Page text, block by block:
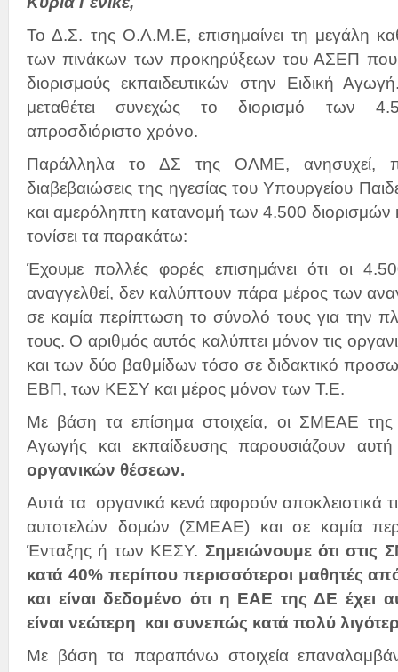
Το Δ.Σ. της Ο.Λ.Μ.Ε, επισημαίνει τη μεγάλη
των πινάκων των προκηρύξεων του ΑΣΕΠ που
διορισμούς εκπαιδευτικών στην Ειδική
μεταθέτει συνεχώς το διορισμό των
απροσδιόριστο χρόνο.
Παράλληλα το ΔΣ της ΟΛΜΕ, ανησυχεί,
διαβεβαιώσεις της ηγεσίας του Υπουργείου
και αμερόληπτη κατανομή των 4.500 διορισμών
τονίσει τα παρακάτω:
Έχουμε πολλές φορές επισημάνει ότι οι
αναγγελθεί, δεν καλύπτουν πάρα μέρος των
σε καμία περίπτωση το σύνολό τους για την
τους. Ο αριθμός αυτός καλύπτει μόνον τις
και των δύο βαθμίδων τόσο σε διδακτικό
ΕΒΠ, των ΚΕΣΥ και μέρος μόνον των Τ.Ε.
Με βάση τα επίσημα στοιχεία, οι ΣΜΕΑΕ της
Αγωγής και εκπαίδευσης παρουσιάζουν
οργανικών θέσεων.
Αυτά τα οργανικά κενά αφορούν αποκλειστικά
αυτοτελών δομών (ΣΜΕΑΕ) και σε καμία
Ένταξης ή των ΚΕΣΥ. Σημειώνουμε ότι
κατά 40% περίπου περισσότεροι μαθητές
και είναι δεδομένο ότι η ΕΑΕ της ΔΕ έχει
είναι νεώτερη και συνεπώς κατά πολύ
Με βάση τα παραπάνω στοιχεία